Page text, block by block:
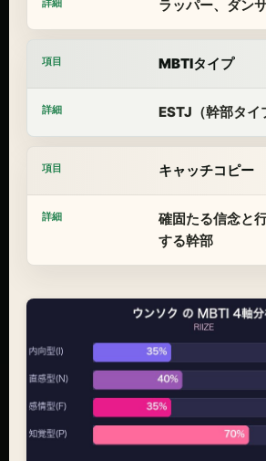
ラッパー、ダン
MBTIタイプ
ESTJ（幹部タイ
キャッチコピー
確固たる信念と
する幹部